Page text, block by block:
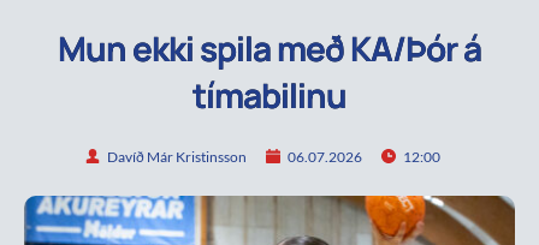
Mun ekki spila með KA/Þór á
tímabilinu
Davíð Már Kristinsson 06.07.2026 12:00